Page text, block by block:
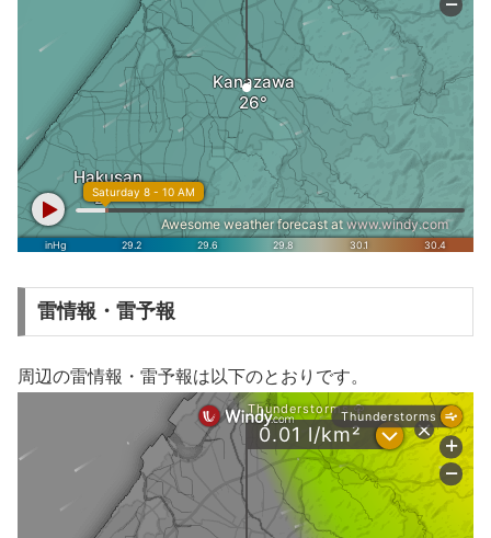
雷情報・雷予報
周辺の雷情報・雷予報は以下のとおりです。